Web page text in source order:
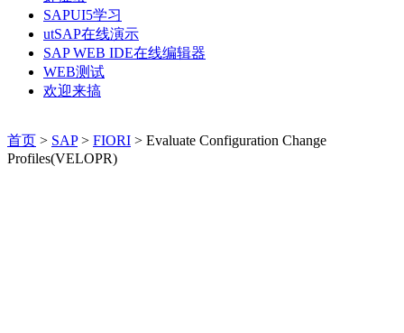
SAPUI5学习
utSAP在线演示
SAP WEB IDE在线编辑器
WEB测试
欢迎来搞
首页 > SAP> FIORI > Evaluate Configuration Change
Profiles(VELOPR)